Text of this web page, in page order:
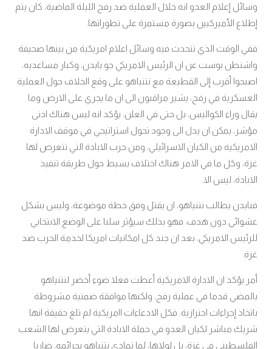
وسائل إعلام العدو انه خلال العملية ضد رفح الليلة الماضية، كان يتم
إطلاع الأميركيين بصورة مستمرة على تطوراتها.
ففي الوقت الذي تتحدث فيه وسائل اعلام امريكية من بينها صحيفة
واشنطن بوست عن ان الرئيس الامريكي جو بايدن، وكبار مساعديه،
اصبحوا أقرب إلى القطيعة مع نتنياهو على وقع الخلاف حول العملية
العسكرية في رفح، يشير مراقبون الى ان ما يجري على الارض وما
يقال وراء الكواليس، بل حتى في العلن، يؤكد انه ليس هناك ادنى
مؤشر، يمكن ان يدل الى وجود تحول استراتيجي في موقف الادارة
الامريكية من الكيان الاسرائيلي، ومن حرب الابادة التي تتعرض لها
غزة، وكل ما في الامر هناك اختلاف بسيط حول طريقة تنفيذ
الابادة، ليس الا.
فبايدن يطالب نتنياهو، ان يقتل وفق خطة موضوعة، وليس بشكل
عشوائي دون هدف، فهو بذلك سيؤثر سلبا على الوضع الانتخابي
للرئيس الامريكي، بعد ان جند كل امكانيات امريكا لخدمة الحرب ضد
غزة
أمر يؤكد ان الادارة الامريكية أعطت فعلا ضوء أخضر لنتنياهو
بالمضي قدما في عملية رفح، ولكنها موافقة ضمنية مشروطة
باتخاذ إجراءات احترازية. فكل الادعاءات اامريكية لم تلغ حقيقة انها
شريك مباشر لكيان العدو في حملة الابادة التي يتعرض لها الشعب
الفلسطيني في غزة، بل لولاها، لما تمادى نتنياهو بجرائمه، ضاربا